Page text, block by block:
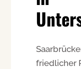
friedlicher